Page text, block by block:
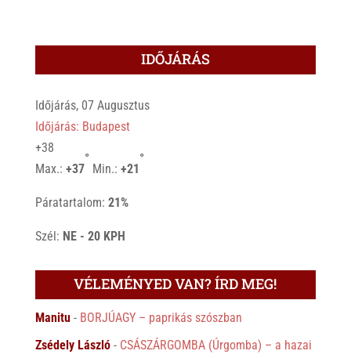
IDŐJÁRÁS
Időjárás, 07 Augusztus
Időjárás: Budapest
+38
Max.: +37
°
Min.: +21
°
Páratartalom: 21%
Szél: NE - 20 KPH
VÉLEMÉNYED VAN? ÍRD MEG!
Manitu- BORJÚAGY – paprikás szószban
Zsédely László- CSÁSZÁRGOMBA (Úrgomba) – a hazai